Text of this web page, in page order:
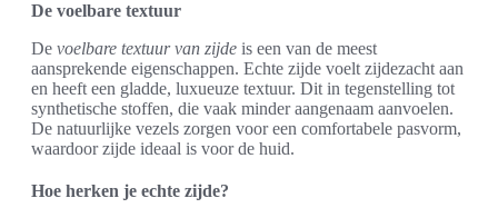
De voelbare textuur
De voelbare textuur van zijde is een van de meest
aansprekende eigenschappen. Echte zijde voelt zijdezacht aan
en heeft een gladde, luxueuze textuur. Dit in tegenstelling tot
synthetische stoffen, die vaak minder aangenaam aanvoelen.
De natuurlijke vezels zorgen voor een comfortabele pasvorm,
waardoor zijde ideaal is voor de huid.
Hoe herken je echte zijde?